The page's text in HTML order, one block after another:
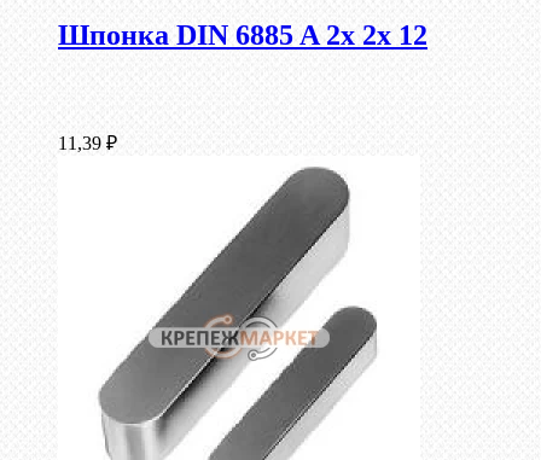
Шпонка DIN 6885 A 2x 2x 12
11,39 ₽